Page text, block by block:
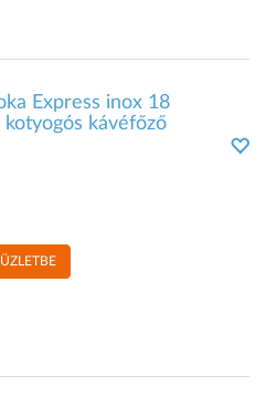
Express inox 18
kotyogós kávéfőző